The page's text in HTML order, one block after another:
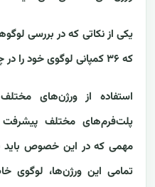
یکی از نکاتی که در بررسی
که ۳۶ کمپانی لوگوی خود را در چندین ورژن طراحی کرده بودند.
استفاده از ورژن‌های
پلت‌فرم‌های مختلف
مهمی که در این خصوص باید
تمامی این ورژن‌ها،